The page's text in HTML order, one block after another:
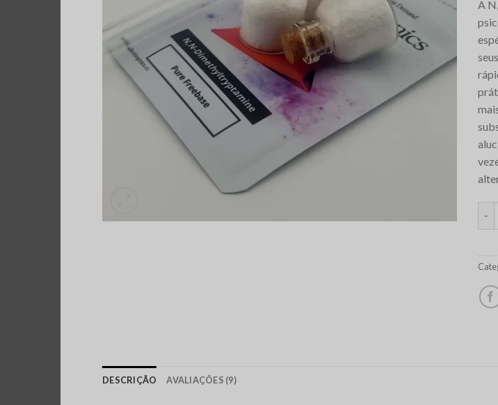
em
de
A
DESCRIÇÃO AVALIAÇÕES (9)